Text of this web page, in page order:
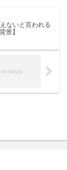
ないと言われる
景】